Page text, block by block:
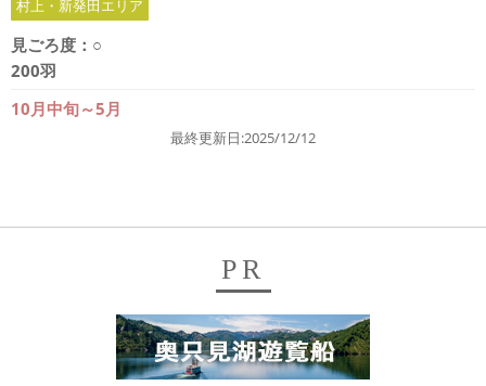
村上・新発田エリア
見ごろ度： ○
200羽
10月中旬～5月
最終更新日:2025/12/12
PR